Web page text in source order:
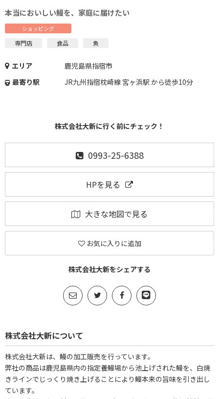
本当においしい鰻を、家庭に届けたい
ショッピング
専門店 食品 魚
エリア
鹿児島県指宿市
最寄り駅
JR九州指宿枕崎線 宮ヶ浜駅 から徒歩10分
株式会社大新に行く前にチェック！
0993-25-6388
HPを見る
大きな地図で見る
お気に入りに追加
株式会社大新をシェアする
株式会社大新について
株式会社大新は、鰻の加工販売を行っています。
弊社の商品は鹿児島県内の指定養鰻場から池上げされた鰻を、白焼
きラインでじっくり焼き上げることにより鰻本来の旨味を引き出し
ています。